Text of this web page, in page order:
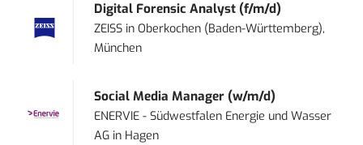
Digital Forensic Analyst (f/m/d)
ZEISS inOberkochen (Baden-Württemberg),
München
Social Media Manager (w/m/d)
ENERVIE - Südwestfalen Energie und Wasser
AG in Hagen